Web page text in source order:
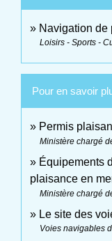
Navigation de
Loisirs - Sports -
Pour en savoir
Permis
Ministère chargé
Équipements
plaisance en
Ministère chargé
Le site des
Voies navigables